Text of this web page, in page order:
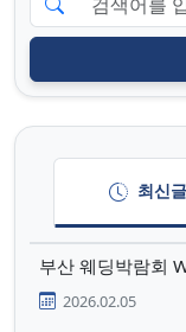
최신글
부산 웨딩박람회
2026.02.05